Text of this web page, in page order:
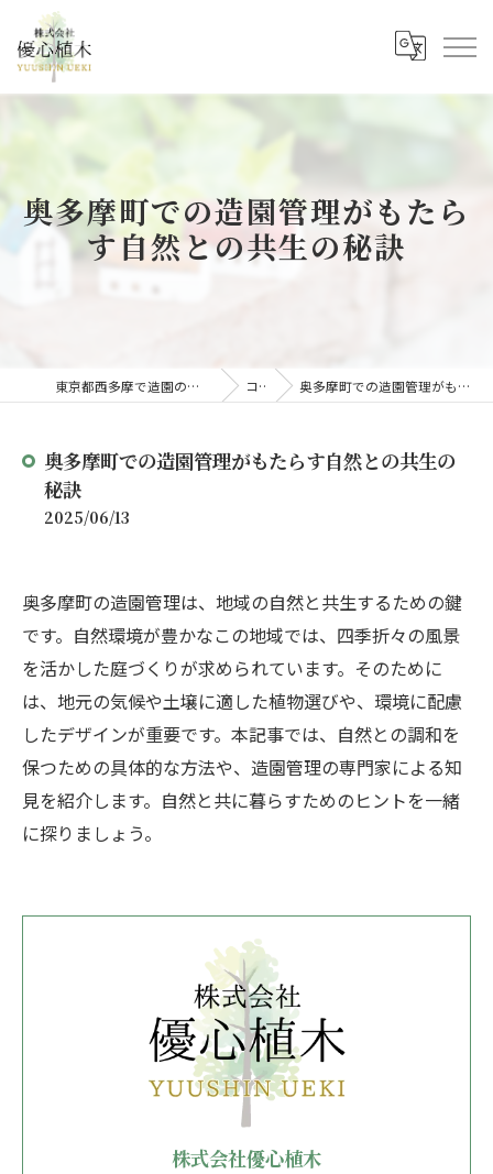
奥多摩町での造園管理がもたら
す自然との共生の秘訣
東京都西多摩で造園の求人なら株式会社優心植木 コラム 奥多摩町での造園管理がもたらす自然との共生の秘訣
奥多摩町での造園管理がもたらす自然との共生の
秘訣
2025/06/13
奥多摩町の造園管理は、地域の自然と共生するための鍵
です。自然環境が豊かなこの地域では、四季折々の風景
を活かした庭づくりが求められています。そのために
は、地元の気候や土壌に適した植物選びや、環境に配慮
したデザインが重要です。本記事では、自然との調和を
保つための具体的な方法や、造園管理の専門家による知
見を紹介します。自然と共に暮らすためのヒントを一緒
に探りましょう。
株式会社優心植木